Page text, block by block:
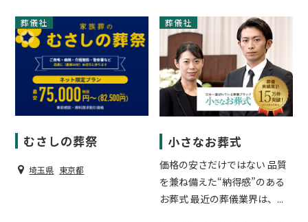
葬儀社
むさしの葬祭
埼玉県 東京都
葬儀社
小さなお葬式
価格の安さだけではない 品質
を兼ね備えた“納得感”のある
お葬式 最近の葬儀業界は、...